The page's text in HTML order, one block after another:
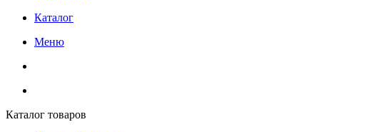
Каталог
Меню
Каталог товаров